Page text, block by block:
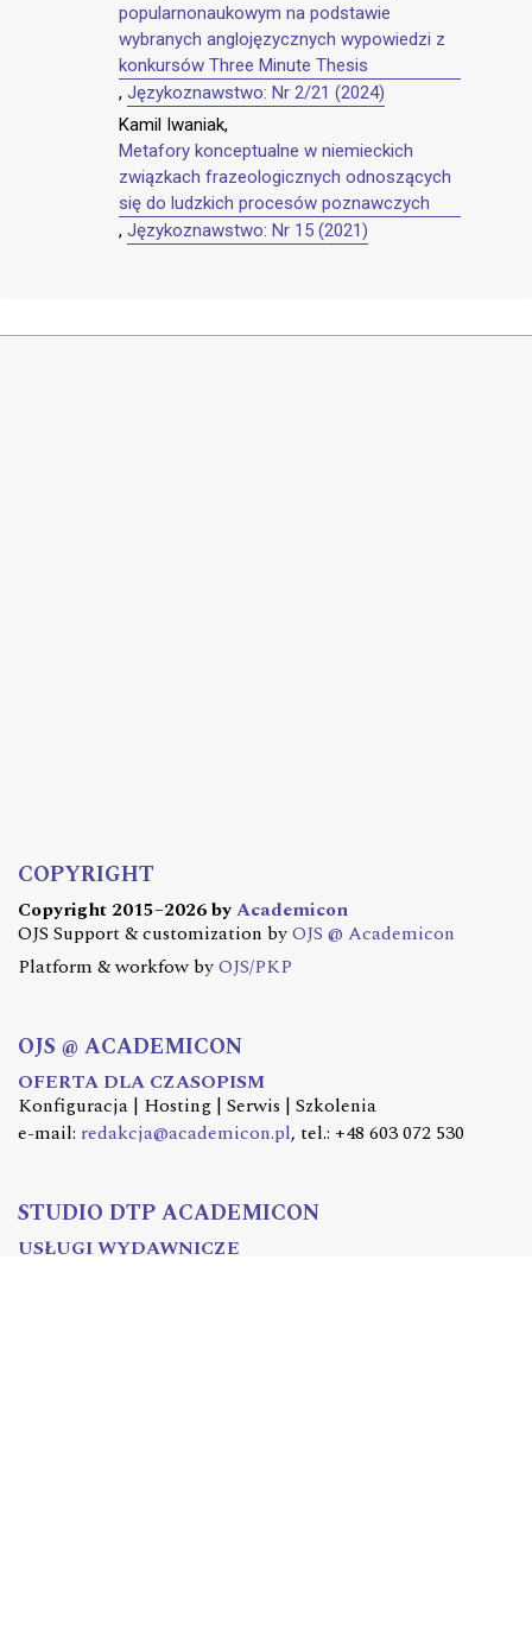
popularnonaukowym na podstawie
wybranych anglojęzycznych wypowiedzi z
konkursów Three Minute Thesis
, Językoznawstwo: Nr 2/21 (2024)
Kamil Iwaniak,
Metafory konceptualne w niemieckich
związkach frazeologicznych odnoszących
się do ludzkich procesów poznawczych
, Językoznawstwo: Nr 15 (2021)
COPYRIGHT
Copyright 2015–2026 byAcademicon
OJS Support & customization byOJS @ Academicon
Platform & workfow byOJS/PKP
OJS @ ACADEMICON
OFERTA DLA CZASOPISM
Konfiguracja | Hosting | Serwis | Szkolenia
e-mail: redakcja@academicon.pl, tel.: +48 603 072 530
STUDIO DTP ACADEMICON
USŁUGI WYDAWNICZE